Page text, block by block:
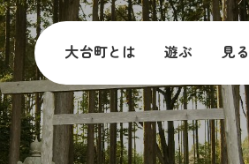
大台町とは 遊ぶ 見る